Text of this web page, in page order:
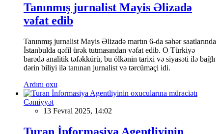
Tanınmış jurnalist Mayis Əlizadə
vəfat edib
Tanınmış jurnalist Mayis Əlizadə martın 6-da səhər saatlarında
İstanbulda qəfil ürək tutmasından vəfat edib. O Türkiyə
barədə analitik təfəkkürü, bu ölkənin tarixi və siyasəti ilə bağlı
dərin biliyi ilə tanınan jurnalist və tərcüməçi idi.
Ardını oxu
Cəmiyyət
13 Fevral 2025, 14:02
Turan İnformasiya Agentliyinin